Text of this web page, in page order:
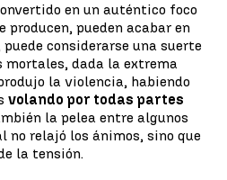
en un auténtico foco
producen, pueden acabar en
considerarse una suerte
dada la extrema
la violencia, habiendo
volando por todas partes
la pelea entre algunos
no relajó los ánimos, sino que
la tensión.